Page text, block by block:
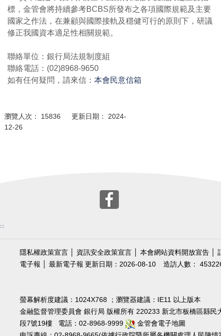
標，金管會將持續參考BCBS所發布之各項國際規範及主要
國家之作法，在兼顧與國際接軌及穩健可行的原則下，研議
修正我國資本適足性相關規範。
聯絡單位：銀行局法規制度組
聯絡電話：(02)8968-9650
如有任何疑問，請來信：本會民意信箱
瀏覽人次： 15836 更新日期： 2024-
12-26
:::
隱私權政策宣言 資訊安全政策宣言 本會網站資料開放宣告
電子報
最新電子報 造訪人數：
更新日期：2026-08-10
螢幕解析度建議：1024X768 ；瀏覽器建議：IE11 以上版本
金融監督管理委員會 銀行局 版權所有 220233 新北市板橋區縣民
段7號19樓 電話：02-8968-9999
金管會電子地圖